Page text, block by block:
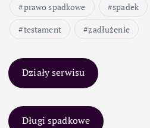
prawo spadkowe
spadek
testament
zadłużenie
Działy serwisu
Długi spadkowe